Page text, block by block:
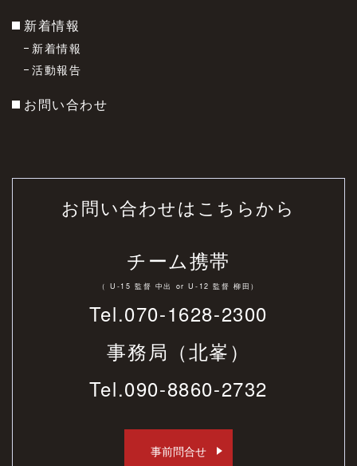
新着情報
新着情報
活動報告
お問い合わせ
お問い合わせはこちらから
チーム携帯
（ U-15 監督 中出 or U-12 監督 柳田）
Tel.070-1628-2300
事務局（北峯）
Tel.090-8860-2732
事前問合せ